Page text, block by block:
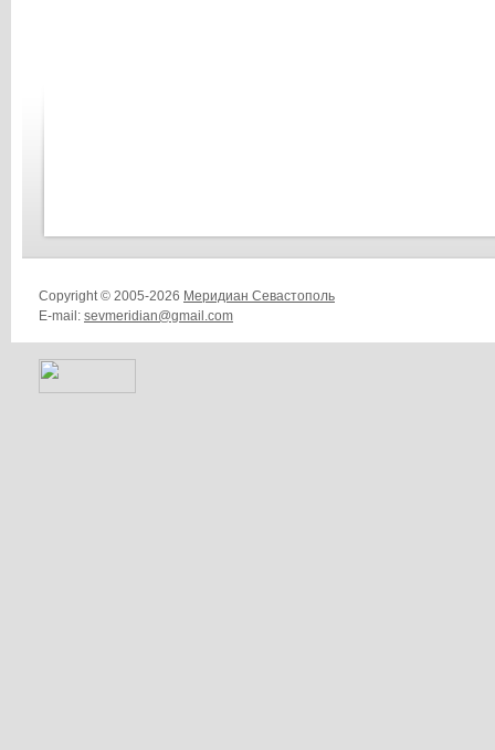
Copyright © 2005-2026 Меридиан Севастополь
E-mail: sevmeridian@gmail.com